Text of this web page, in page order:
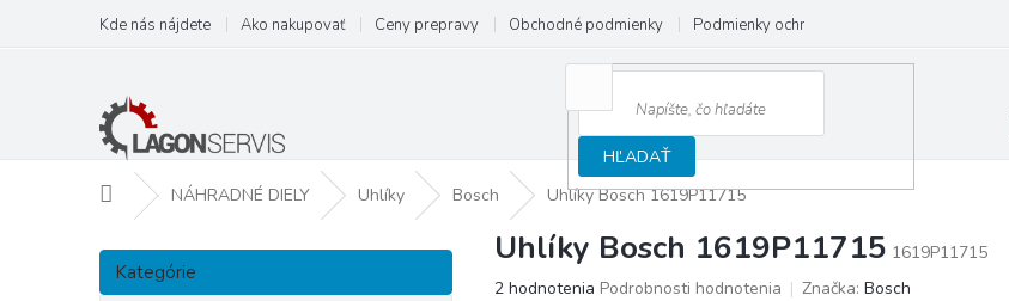
obsah
Kde nás nájdete Ako nakupovať Ceny prepravy Obchodné podmienky Podmienky ochrany osobných údajov
HĽADAŤ
DomovNÁHRADNÉ DIELY Uhlíky Bosch Uhlíky Bosch 1619P11715
B
Preskočiť
kategórie
Kategórie
Uhlíky Bosch 1619P11715 1619P11715
Priemerné
2 hodnotenia Podrobnosti hodnotenia Značka: Bosch